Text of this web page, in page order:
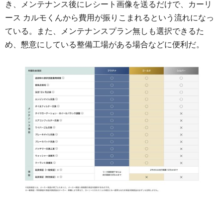
き、メンテナンス後にレシート画像を送るだけで、カーリ
ース カルモくんから費用が振りこまれるという流れになっ
ている。また、メンテナンスプラン無しも選択できるた
め、懇意にしている整備工場がある場合などに便利だ。